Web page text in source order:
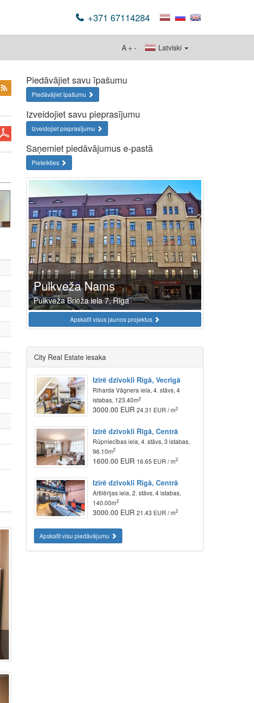
+371 67114284
Latviski
A + -
Piedāvājiet savu īpašumu
Piedāvājiet īpašumu
Izveidojiet savu pieprasījumu
Izveidojiet pieprasījumu
Saņemiet piedāvājumus e-pastā
Pieteikties
Pulkveža Nams
Pulkveža Brieža iela 7, Rīga
Apskatīt visus jaunos projektus
City Real Estate iesaka
Izīrē dzīvokli Rīgā, Vecrīgā
Riharda Vāgnera iela, 4. stāvs, 4
istabas, 123.40m2
3000.00 EUR24.31 EUR / m2
Izīrē dzīvokli Rīgā, Centrā
Rūpniecības iela, 4. stāvs, 3 istabas,
96.10m2
1600.00 EUR 16.65 EUR / m2
Izīrē dzīvokli Rīgā, Centrā
Artilērijas iela, 2. stāvs, 4 istabas,
140.00m2
3000.00 EUR21.43 EUR / m2
Apskatīt visu piedāvājumu